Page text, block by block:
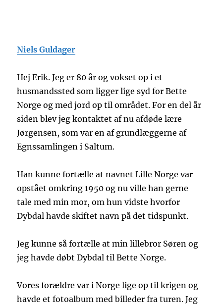
Niels Guldager
Hej Erik. Jeg er 80 år og vokset op i et
husmandssted som ligger lige syd for Bette
Norge og med jord op til området. For en del år
siden blev jeg kontaktet af nu afdøde lære
Jørgensen, som var en af grundlæggerne af
Egnssamlingen i Saltum.
Han kunne fortælle at navnet Lille Norge var
opstået omkring 1950 og nu ville han gerne
tale med min mor, om hun vidste hvorfor
Dybdal havde skiftet navn på det tidspunkt.
Jeg kunne så fortælle at min lillebror Søren og
jeg havde døbt Dybdal til Bette Norge.
Vores forældre var i Norge lige op til krigen og
havde et fotoalbum med billeder fra turen. Jeg